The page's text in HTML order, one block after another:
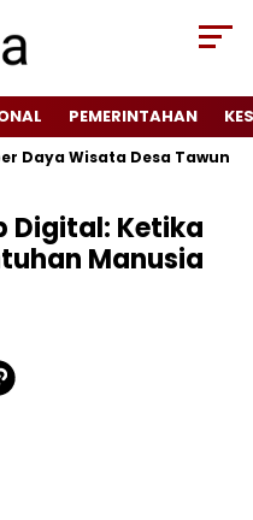
PEMERINTAHAN
Wisata Desa Tawun
Digital: Ketika
Manusia